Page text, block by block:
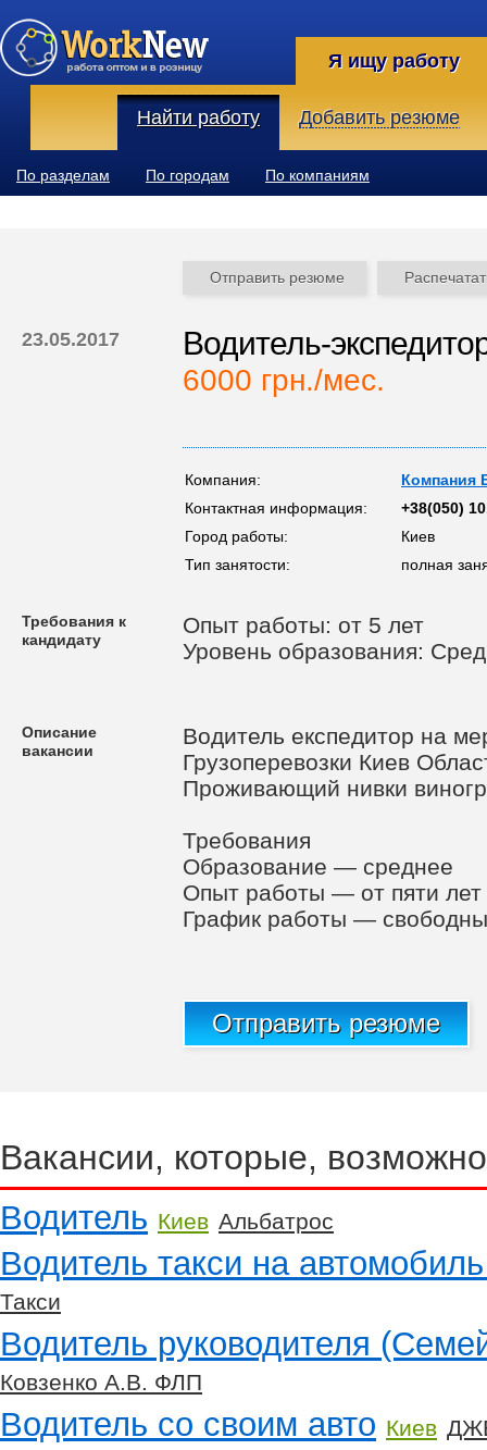
Я ищу работу
Найти работу Добавить резюме
По разделам По городам По компаниям
Отправить резюме
23.05.2017 Водитель-
6000 грн./мес.
Компания:
Компания
Контактная информация:
+38(050)
Город работы:
Киев
Тип занятости:
полная
Требования к
кандидату
Опыт работы: от 5 лет
Уровень образования:
Описание
вакансии
Водитель експедитор на
Грузоперевозки Киев
Проживающий нивки
Требования
Образование — среднее
Опыт работы — от пяти лет
График работы —
Отправить резюме
Вакансии, которые,
Водитель Киев Альбатрос
Водитель такси на
Такси
Водитель руководителя
Ковзенко А.В. ФЛП
Водитель со своим авто Киев